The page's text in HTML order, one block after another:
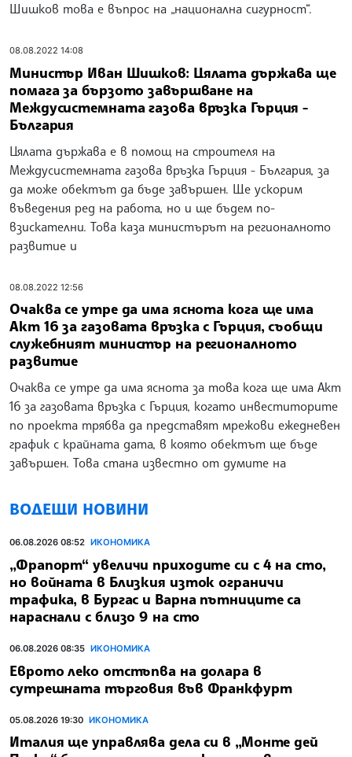
Шишков това е въпрос на „национална сигурност“.
08.08.2022 14:08
Министър Иван Шишков: Цялата държава ще
помага за бързото завършване на
Междусистемната газова връзка Гърция -
България
Цялата държава е в помощ на строителя на
Междусистемната газова връзка Гърция - България, за
да може обектът да бъде завършен. Ще ускорим
въведения ред на работа, но и ще бъдем по-
взискателни. Това каза министърът на регионалното
развитие и
08.08.2022 12:56
Очаква се утре да има яснота кога ще има
Акт 16 за газовата връзка с Гърция, съобщи
служебният министър на регионалното
развитие
Очаква се утре да има яснота за това кога ще има Акт
16 за газовата връзка с Гърция, когато инвеститорите
по проекта трябва да представят мрежови ежедневен
график с крайната дата, в която обектът ще бъде
завършен. Това стана известно от думите на
ВОДЕЩИ НОВИНИ
06.08.2026 08:52 ИКОНОМИКА
„Фрапорт“ увеличи приходите си с 4 на сто,
но войната в Близкия изток ограничи
трафика, в Бургас и Варна пътниците са
нараснали с близо 9 на сто
06.08.2026 08:35 ИКОНОМИКА
Еврото леко отстъпва на долара в
сутрешната търговия във Франкфурт
05.08.2026 19:30 ИКОНОМИКА
Италия ще управлява дела си в „Монте дей